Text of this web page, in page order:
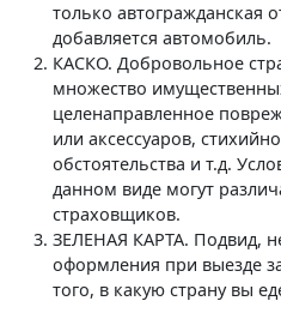
только автогражданская
добавляется автомобиль.
КАСКО. Добровольное
множество
целенаправленное
или аксессуаров,
обстоятельства и т.д.
данном виде могут
страховщиков.
ЗЕЛЕНАЯ КАРТА. Подвид,
оформления при выезде
того, в какую страну вы